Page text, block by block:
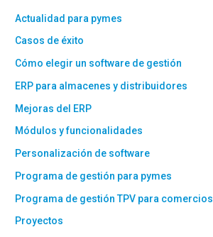
Actualidad para pymes
Casos de éxito
Cómo elegir un software de gestión
ERP para almacenes y distribuidores
Mejoras del ERP
Módulos y funcionalidades
Personalización de software
Programa de gestión para pymes
Programa de gestión TPV para comercios
Proyectos